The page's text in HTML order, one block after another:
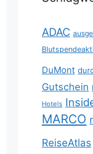
ADAC
DuMont
Gutschein
Hotels
MARCO
ReiseAtlas